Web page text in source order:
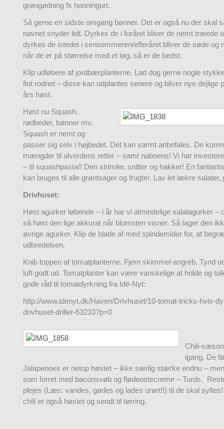
grøngødning fx honningurt.
Så gerne en sidste omgang bønner. Det er også nu der skal
navnet snyder lidt. Dyrkes de i foråret bliver de nemt træede
dyrkes de istedet i sensommeren/efteråret bliver de søde og
når de er på størrelse med et løg, så er de bedst.
Klip udløbere af jordbærplanterne. Lad dog gerne nogle
fint rodnet – disse kan udplantes senere og bliver nye dejlige
års høst.
Høst nu Squash,
rødbeder, bønner mv.
Squash er nemt og
passer sig selv i højbedet. Det kan varmt anbefales. De
mængder til alverdens retter – samt naboens! Vi har
– til squashpasta!! Den strimler, snitter og hakker! En
kan bruges til alle grøntsager og frugter. Lav let lækre salater,
Drivhuset:
Høst agurker løbende – i år har vi almindelige salatagurker –
så høst den lige akkurat når blomsten visner. Så tager den
øvrige agurker. Klip de blade af med spindemider for, at
udbredelsen.
Knib toppen af tomatplanterne. Fjern skimmel-angreb. Tynd
luft godt ud. Tomatplanter kan være vanskelige at holde og
gode råd til tomatdyrkning fra Idé-Nyt:
http://www.idenyt.dk/Haven/Drivhuset/10-tomat-tricks-hvis-
drivhuset-driller-63233?p=0
Chili-
igang. De
Jalapenoes er netop høstet – ikke særlig stærke endnu –
som forret med baconsvøb og flødeostecreme – Turds.
plejes (Læs: vandes, gødes og lades urørt!!) til de skal
chili er også høstet og sendt til tørring.